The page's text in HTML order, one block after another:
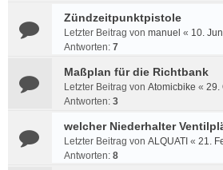
Zündzeitpunktpistole
Letzter Beitrag von manuel « 10.
Antworten: 7
Maßplan für die Richtbank
Letzter Beitrag von Atomicbike « 29.
Antworten: 3
welcher Niederhalter
Letzter Beitrag von ALQUATI « 21.
Antworten: 8